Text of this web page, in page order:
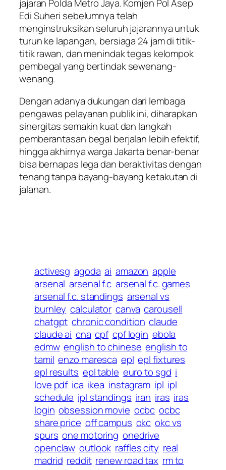
jajaran Polda Metro Jaya. Komjen Pol Asep
Edi Suheri sebelumnya telah
menginstruksikan seluruh jajarannya untuk
turun ke lapangan, bersiaga 24 jam di titik-
titik rawan, dan menindak tegas kelompok
pembegal yang bertindak sewenang-
wenang.
Dengan adanya dukungan dari lembaga
pengawas pelayanan publik ini, diharapkan
sinergitas semakin kuat dan langkah
pemberantasan begal berjalan lebih efektif,
hingga akhirnya warga Jakarta benar-benar
bisa bernapas lega dan beraktivitas dengan
tenang tanpa bayang-bayang ketakutan di
jalanan.
activesg agoda ai amazon apple
arsenal arsenal f.c arsenal f.c. games
arsenal f.c. standings arsenal vs
burnley calculator canva carousell
chatgpt chronic condition claude
claude ai cna cpf cpf login ebola
edmw english to chinese english to
tamil enzo maresca epl epl fixtures
epl results epl table euro to sgd i
love pdf ica ikea instagram ipl ipl
schedule ipl standings iran iras iras
login obsession movie ocbc ocbc
share price off campus okc okc vs
spurs one motoring onedrive
openclaw outlook raffles city real
madrid reddit renew road tax rm to